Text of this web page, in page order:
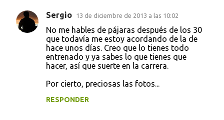
Sergio 13 de diciembre de 2013 a las 10:02
No me hables de pájaras después de los 30
que todavía me estoy acordando de la de
hace unos días. Creo que lo tienes todo
entrenado y ya sabes lo que tienes que
hacer, así que suerte en la carrera.
Por cierto, preciosas las fotos...
RESPONDER